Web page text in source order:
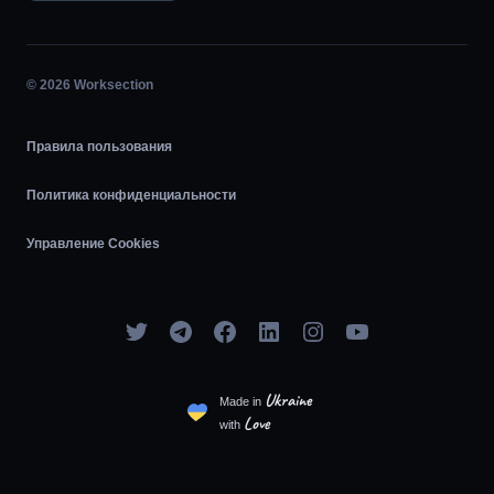
© 2026 Worksection
Правила пользования
Политика конфиденциальности
Управление Cookies
Made in Ukraine
with Love